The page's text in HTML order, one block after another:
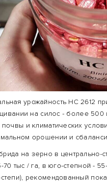
урожайность НС 2612
на силос - более 500
почвы и климатических
орошении и
на зерно в центрально-
70 тыс / га, в юго-степной -
рекомендованный